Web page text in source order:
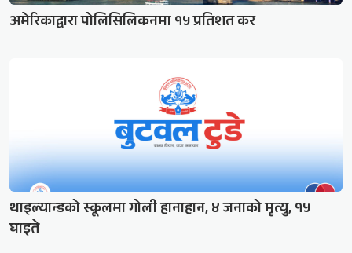
अमेरिकाद्वारा पोलिसिलिकनमा १५ प्रतिशत कर
थाइल्यान्डको स्कूलमा गोली हानाहान, ४ जनाको मृत्यु, १५
घाइते